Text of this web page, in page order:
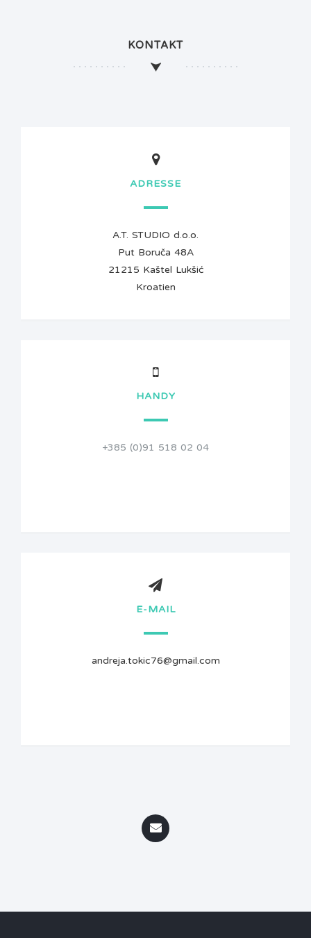
KONTAKT
ADRESSE
A.T. STUDIO d.o.o.
Put Boruča 48A
21215 Kaštel Lukšić
Kroatien
HANDY
+385 (0)91 518 02 04
E-MAIL
andreja.tokic76@gmail.com